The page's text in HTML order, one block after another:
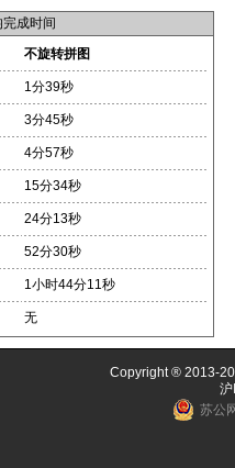
成时间
不旋转拼图
1分39秒
3分45秒
4分57秒
15分34秒
24分13秒
52分30秒
1小时44分11秒
无
Copyright ® 2013-
苏公